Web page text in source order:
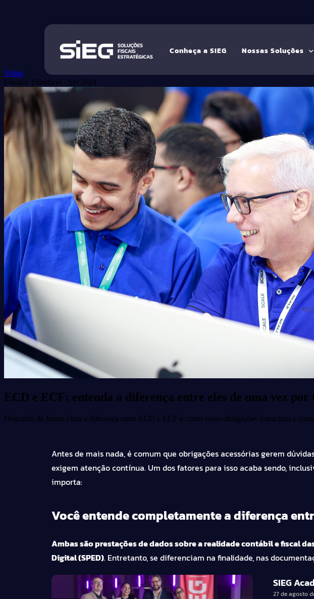
Conheça a SIEG Nossas Soluções
Voltar
Fiscal e Tributário · Set 2024
ECD e ECF: entenda a diferença entre eles de uma vez por
Descubra de forma clara a diferença entre ECD e ECF e como essas obrigações impactam a
Antes de mais nada, é comum que obrigações acessórias gerem
exigem atenção contínua. Um dos fatores para isso acaba sendo,
importa:
Você entende completamente a diferença
Ambas são prestações de dados sobre a realidade contábil e fiscal
Digital (SPED). Entretanto, se diferenciam na finalidade, nas
SIEG
27 de agosto